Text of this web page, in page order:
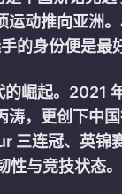
运动推向亚洲
的身份便是最
崛起。2021
，更创下中
三连冠、英锦
与竞技状态。